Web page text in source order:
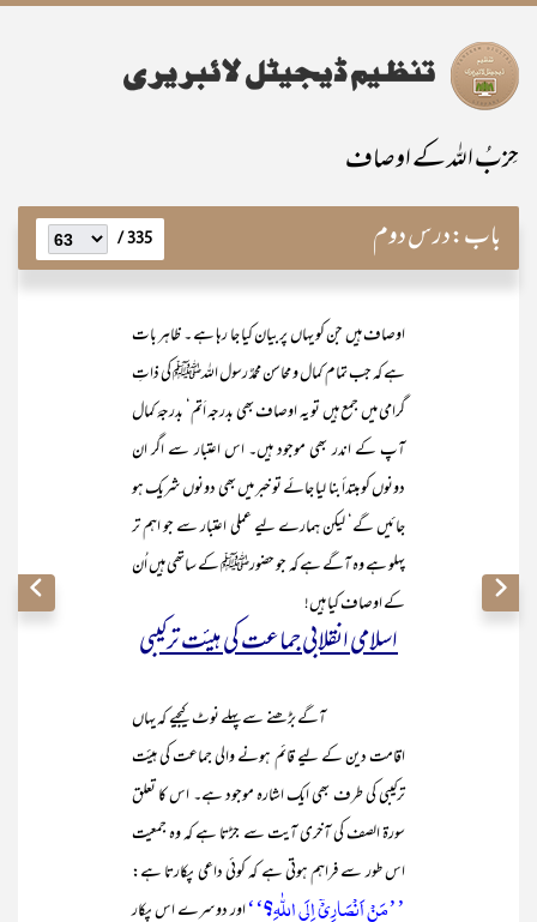
حِزبُ اللہ کے اوصاف
باب:درس دوم 335 /
اوصاف ہیں جن کو یہاں پر بیان کیا جا رہا ہے ۔ ظاہر بات
ہے کہ جب تمام کمال و محاسن محمدٌ رسول اللہﷺ کی ذاتِ
گرامی میں جمع ہیں تو یہ اوصاف بھی بدرجہ اَتم‘ بدرجۂ کمال
آپ کے اندر بھی موجود ہیں۔ اس اعتبار سے اگر ان
دونوں کو مبتدأ بنا لیا جائے تو خبر میں بھی دونوں شریک ہو
جائیں گے‘ لیکن ہمارے لیے عملی اعتبار سے جو اہم تر
پہلو ہے وہ آگے ہے کہ جو حضورﷺ کے ساتھی ہیں اُن
کے اوصاف کیا ہیں!
اسلامی انقلابی جماعت کی ہیئت ترکیبی
آگے بڑھنے سے پہلے نوٹ کیجیے کہ یہاں
اقامت دین کے لیے قائم ہونے والی جماعت کی ہیئت
ترکیبی کی طرف بھی ایک اشارہ موجود ہے۔ اس کا تعلق
سورۃ الصف کی آخری آیت سے جڑتا ہے کہ وہ جمعیت
اس طور سے فراہم ہوتی ہے کہ کوئی داعی پکارتا ہے:
’’مَنۡ اَنۡصَارِیۡۤ اِلَی اللّٰہِ؟‘‘اور دوسرے اس پکار